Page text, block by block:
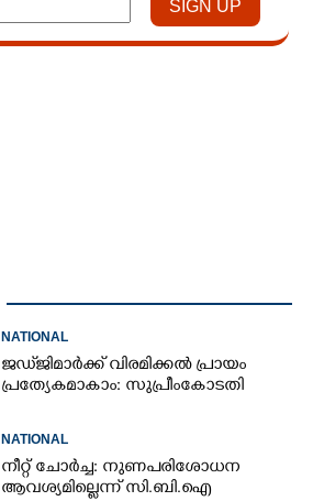
NATIONAL
ജഡ്‌ജിമാർക്ക് വിരമിക്കൽ പ്രായം
പ്രത്യേകമാകാം: സുപ്രീംകോടതി
NATIONAL
നീറ്റ് ചോർച്ച: നുണപരിശോധന
ആവശ്യമില്ലെന്ന് സി.ബി.ഐ